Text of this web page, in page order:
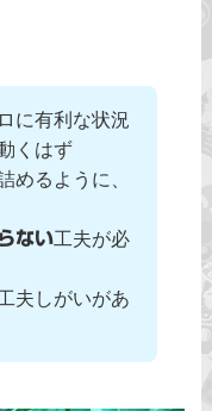
に有利な状況
くはず
めるように、
ない工夫が必
夫しがいがあ